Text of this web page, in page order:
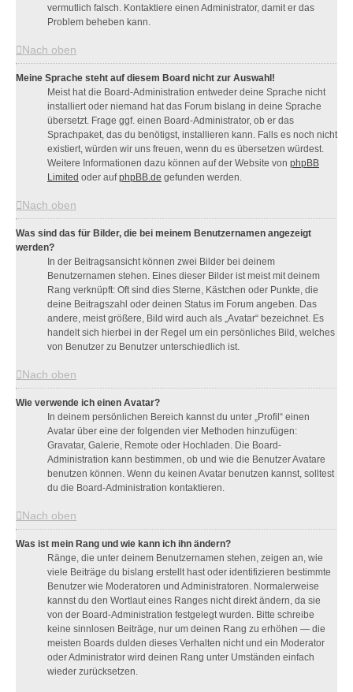
vermutlich falsch. Kontaktiere einen Administrator, damit er das
Problem beheben kann.
Nach oben
Meine Sprache steht auf diesem Board nicht zur Auswahl!
Meist hat die Board-Administration entweder deine Sprache nicht
installiert oder niemand hat das Forum bislang in deine Sprache
übersetzt. Frage ggf. einen Board-Administrator, ob er das
Sprachpaket, das du benötigst, installieren kann. Falls es noch nicht
existiert, würden wir uns freuen, wenn du es übersetzen würdest.
Weitere Informationen dazu können auf der Website von phpBB
Limited oder aufphpBB.de gefunden werden.
Nach oben
Was sind das für Bilder, die bei meinem Benutzernamen angezeigt
werden?
In der Beitragsansicht können zwei Bilder bei deinem
Benutzernamen stehen. Eines dieser Bilder ist meist mit deinem
Rang verknüpft: Oft sind dies Sterne, Kästchen oder Punkte, die
deine Beitragszahl oder deinen Status im Forum angeben. Das
andere, meist größere, Bild wird auch als „Avatar“ bezeichnet. Es
handelt sich hierbei in der Regel um ein persönliches Bild, welches
von Benutzer zu Benutzer unterschiedlich ist.
Nach oben
Wie verwende ich einen Avatar?
In deinem persönlichen Bereich kannst du unter „Profil“ einen
Avatar über eine der folgenden vier Methoden hinzufügen:
Gravatar, Galerie, Remote oder Hochladen. Die Board-
Administration kann bestimmen, ob und wie die Benutzer Avatare
benutzen können. Wenn du keinen Avatar benutzen kannst, solltest
du die Board-Administration kontaktieren.
Nach oben
Was ist mein Rang und wie kann ich ihn ändern?
Ränge, die unter deinem Benutzernamen stehen, zeigen an, wie
viele Beiträge du bislang erstellt hast oder identifizieren bestimmte
Benutzer wie Moderatoren und Administratoren. Normalerweise
kannst du den Wortlaut eines Ranges nicht direkt ändern, da sie
von der Board-Administration festgelegt wurden. Bitte schreibe
keine sinnlosen Beiträge, nur um deinen Rang zu erhöhen — die
meisten Boards dulden dieses Verhalten nicht und ein Moderator
oder Administrator wird deinen Rang unter Umständen einfach
wieder zurücksetzen.